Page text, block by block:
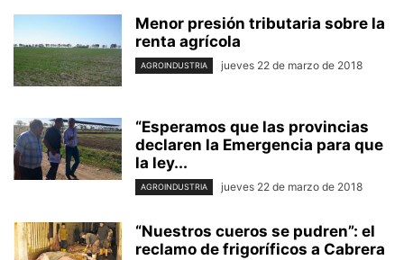
Menor presión tributaria sobre la
renta agrícola
AGROINDUSTRIA jueves 22 de marzo de 2018
“Esperamos que las provincias
declaren la Emergencia para que
la ley...
AGROINDUSTRIA jueves 22 de marzo de 2018
“Nuestros cueros se pudren”: el
reclamo de frigoríficos a Cabrera